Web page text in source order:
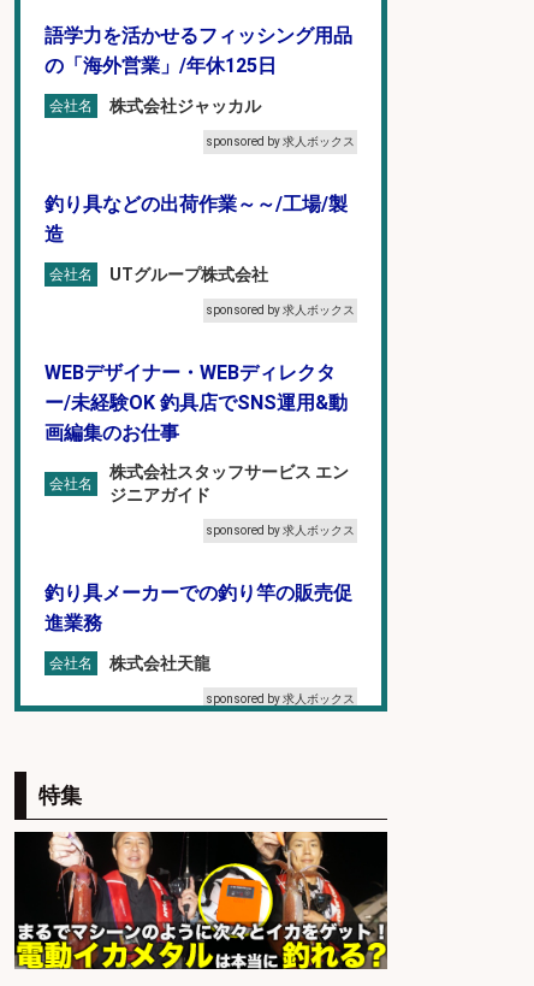
語学力を活かせるフィッシング用品
の「海外営業」/年休125日
会社名 株式会社ジャッカル
sponsored by 求人ボックス
釣り具などの出荷作業～～/工場/製
造
会社名 UTグループ株式会社
sponsored by 求人ボックス
WEBデザイナー・WEBディレクタ
ー/未経験OK 釣具店でSNS運用&動
画編集のお仕事
会社名
株式会社スタッフサービス エン
ジニアガイド
sponsored by 求人ボックス
釣り具メーカーでの釣り竿の販売促
進業務
会社名 株式会社天龍
sponsored by 求人ボックス
発業務
会社名 株式会社天龍
sponsored by 求人ボックス
釣り好きを活かす「法人営業」/提
案型ルート営業/直行直帰OK
特集